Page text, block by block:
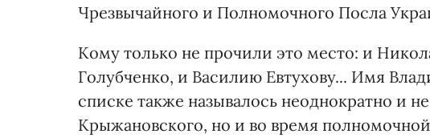
Чрезвычайного и Полномочного Посла
Кому только не прочили это место: и
Голубченко, и Василию Евтухову... Имя
списке также называлось неоднократно и
Крыжановского, но и во время